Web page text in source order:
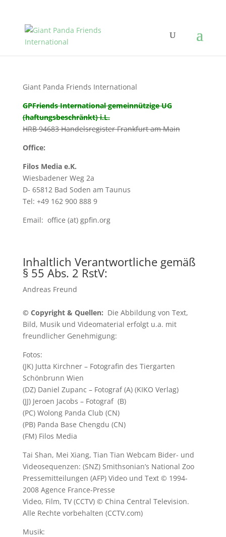
Giant Panda Friends International
GPFriends International gemeinnützige UG
(haftungsbeschränkt) i.L.
HRB 94683 Handelsregister Frankfurt am Main
Office:
Filos Media e.K.
Wiesbadener Weg 2a
D- 65812 Bad Soden am Taunus
Tel: +49 162 900 888 9
Email: office (at) gpfin.org
Inhaltlich Verantwortliche gemäß
§ 55 Abs. 2 RstV:
Andreas Freund
© Copyright & Quellen: Die Abbildung von Text,
Bild, Musik und Videomaterial erfolgt u.a. mit
freundlicher Genehmigung:
Fotos:
(JK) Jutta Kirchner – Fotografin des Tiergarten
Schönbrunn Wien
(DZ) Daniel Zupanc – Fotograf (A) (KIKO Verlag)
(JJ) Jeroen Jacobs – Fotograf (B)
(PC) Wolong Panda Club (CN)
(PB) Panda Base Chengdu (CN)
(FM) Filos Media
Tai Shan, Mei Xiang, Tian Tian Webcam Bider- und
Videosequenzen: (SNZ) Smithsonian’s National Zoo
Pressemitteilungen (AFP) Video und Text © 1994-
2008 Agence France-Presse
Video, Film, TV (CCTV) © China Central Television.
Alle Rechte vorbehalten (CCTV.com)
Musik: